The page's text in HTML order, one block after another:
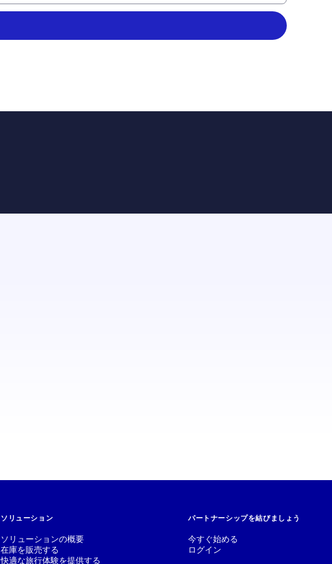
ソリューション
ソリューションの概要
在庫を販売する
快適な旅行体験を提供する
パートナーシップを結びましょう
今すぐ始める
ログイン